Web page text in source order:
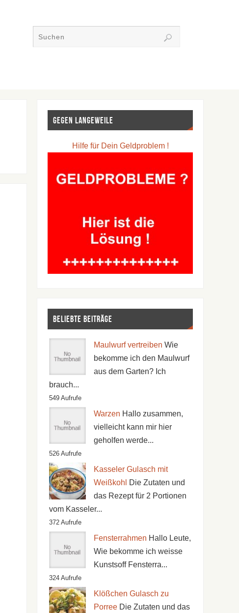
Gegen Langeweile
Hilfe für Dein Geldproblem !
Beliebte Beiträge
Maulwurf vertreiben Wie
bekomme ich den Maulwurf
aus dem Garten? Ich
brauch...
549 Aufrufe
Warzen Hallo zusammen,
vielleicht kann mir hier
geholfen werde...
526 Aufrufe
Kasseler Gulasch mit
Weißkohl
Die Zutaten und
das Rezept für 2 Portionen
vom Kasseler...
372 Aufrufe
Fensterrahmen Hallo Leute,
Wie bekomme ich weisse
Kunstsoff Fensterra...
324 Aufrufe
Klößchen Gulasch zu
Porree Die Zutaten und das